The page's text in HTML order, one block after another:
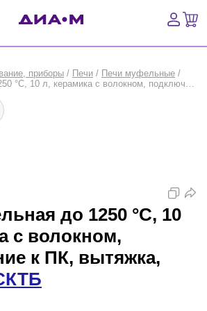
пластик, стекло
препараты, наборы
приборы / Печи / Печи муфельные /
Печь муфельная до 1250 °С, 10 л, керамика с волокном, подключение к ПК, вытяжка, ЭКПС 10, СКТБ
до 1250 °С, 10
с волокном,
к ПК, вытяжка,